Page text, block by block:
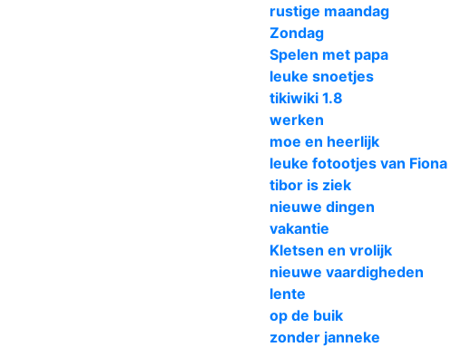
rustige maandag
Zondag
Spelen met papa
leuke snoetjes
tikiwiki 1.8
werken
moe en heerlijk
leuke fotootjes van Fiona
tibor is ziek
nieuwe dingen
vakantie
Kletsen en vrolijk
nieuwe vaardigheden
lente
op de buik
zonder janneke